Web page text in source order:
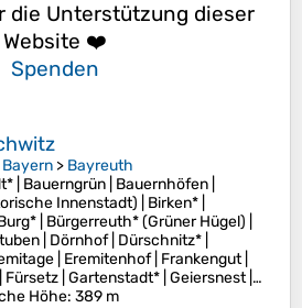
die Unterstützung dieser
Website ❤️
Spenden
Bayern > Bayreuth
| Bauerngrün | Bauernhöfen |
Innenstadt) | Birken* |
| Bürgerreuth* (Grüner Hügel) |
| Dörnhof | Dürschnitz* |
| Eremitenhof | Frankengut |
| Gartenstadt* | Geiersnest |…
Höhe: 389 m